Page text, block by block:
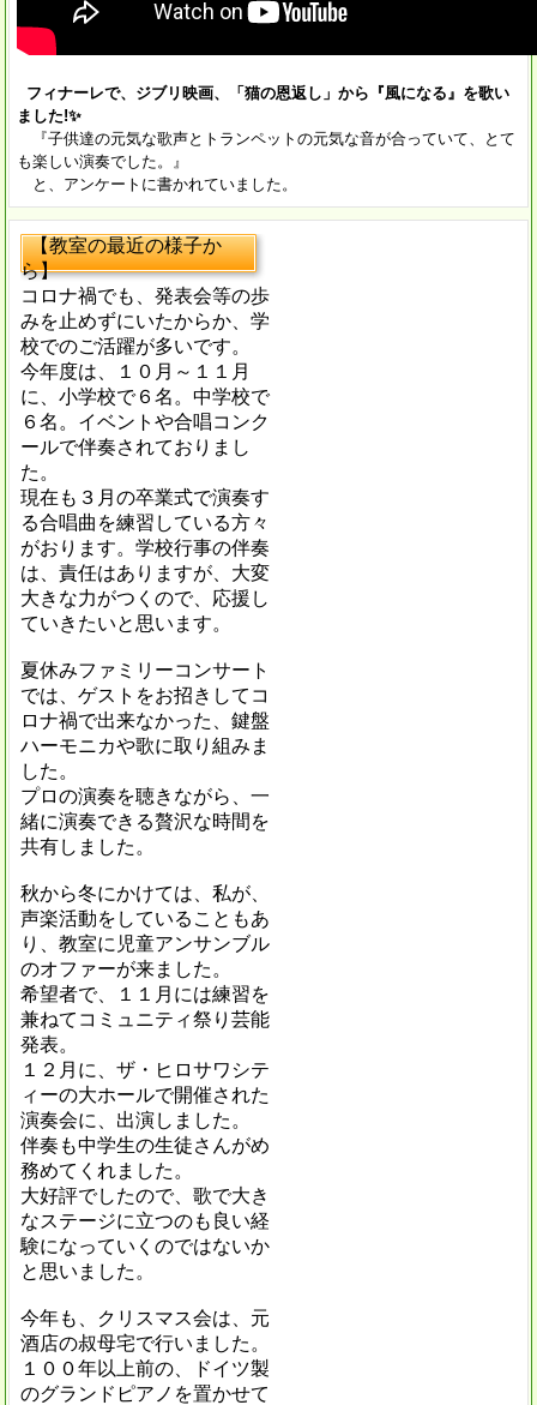
フィナーレで、ジブリ映画、「猫の恩返し」から『風になる』を歌い
ました!✨
『子供達の元気な歌声とトランペットの元気な音が合っていて、とて
も楽しい演奏でした。』
と、アンケートに書かれていました。
【教室の最近の様子か
ら】
コロナ禍でも、発表会等の歩
みを止めずにいたからか、学
校でのご活躍が多いです。
今年度は、１０月～１１月
に、小学校で６名。中学校で
６名。イベントや合唱コンク
ールで伴奏されておりまし
た。
現在も３月の卒業式で演奏す
る合唱曲を練習している方々
がおります。学校行事の伴奏
は、責任はありますが、大変
大きな力がつくので、応援し
ていきたいと思います。
夏休みファミリーコンサート
では、ゲストをお招きしてコ
ロナ禍で出来なかった、鍵盤
ハーモニカや歌に取り組みま
した。
プロの演奏を聴きながら、一
緒に演奏できる贅沢な時間を
共有しました。
秋から冬にかけては、私が、
声楽活動をしていることもあ
り、教室に児童アンサンブル
のオファーが来ました。
希望者で、１１月には練習を
兼ねてコミュニティ祭り芸能
発表。
１２月に、ザ・ヒロサワシテ
ィーの大ホールで開催された
演奏会に、出演しました。
伴奏も中学生の生徒さんがめ
務めてくれました。
大好評でしたので、歌で大き
なステージに立つのも良い経
験になっていくのではないか
と思いました。
今年も、クリスマス会は、元
酒店の叔母宅で行いました。
１００年以上前の、ドイツ製
のグランドピアノを置かせて